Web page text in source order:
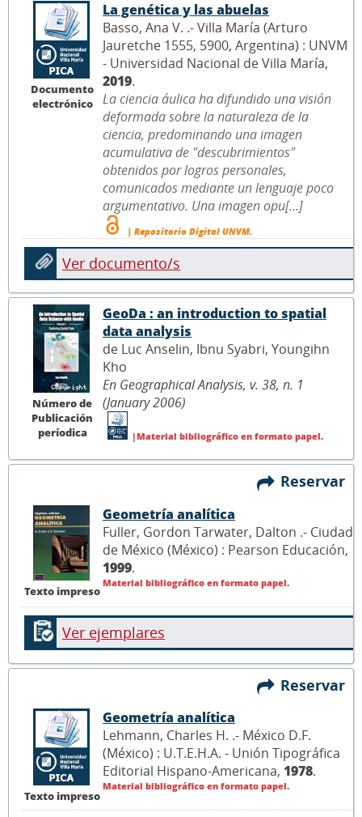
Documento
electrónico
La genética y las abuelas
Basso, Ana V. .- Villa María (Arturo
Jauretche 1555, 5900, Argentina) : UNVM
- Universidad Nacional de Villa María,
2019.
La ciencia áulica ha difundido una visión
deformada sobre la naturaleza de la
ciencia, predominando una imagen
acumulativa de "descubrimientos"
obtenidos por logros personales,
comunicados mediante un lenguaje poco
argumentativo. Una imagen opu[...]
| Repositorio Digital UNVM.
Ver documento/s
Número de
Publicación
períodica
GeoDa : an introduction to spatial
data analysis
de Luc Anselin, Ibnu Syabri, Youngihn
Kho
En Geographical Analysis, v. 38, n. 1
(January 2006)
|Material bibliográfico en formato papel.
Reservar
Texto impreso
Geometría analítica
Fuller, Gordon Tarwater, Dalton .- Ciudad
de México (México) : Pearson Educación,
1999.
Material bibliográfico en formato papel.
Ver ejemplares
Reservar
Texto impreso
Geometría analítica
Lehmann, Charles H. .- México D.F.
(México) : U.T.E.H.A. - Unión Tipográfica
Editorial Hispano-Americana, 1978.
Material bibliográfico en formato papel.